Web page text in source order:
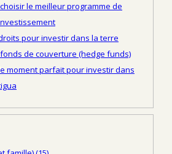
le meilleur programme de
pour investir dans la terre
de couverture (hedge funds)
moment parfait pour investir dans